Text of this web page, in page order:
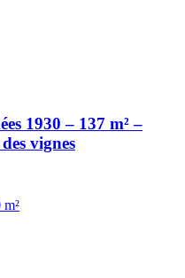
1930 – 137 m² –
vignes
m²